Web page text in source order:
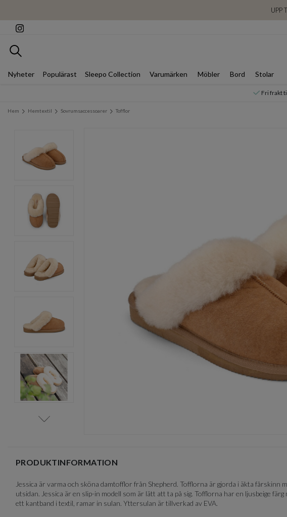
UPP
Sök
Nyheter Populärast Sleepo Collection Varumärken Möbler Bord Stolar
Fri frakt
Hem Hemtextil Sovrumsaccessoarer Tofflor
6
PRODUKTINFORMATION
Jessica är varma och sköna damtofflor från Shepherd. Tofflorna är gjorda i äkta fårskinn
utsidan. Jessica är en slip-in modell som är lätt att ta på sig. Tofflorna har en ljusbeige
ett kantband i textil, ramar in sulan. Yttersulan är tillverkad av EVA.